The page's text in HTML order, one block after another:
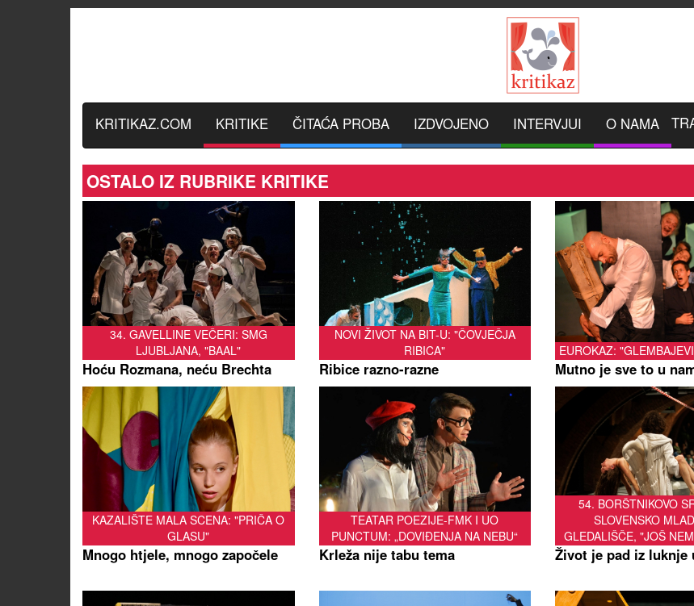
KRITIKAZ.COM KRITIKE ČITAĆA PROBA IZDVOJENO INTERVJUI O NAMA
OSTALO IZ RUBRIKE KRITIKE
34. GAVELLINE VEČERI: SMG
LJUBLJANA, "BAAL"
Hoću Rozmana, neću Brechta
NOVI ŽIVOT NA BIT-U: "ČOVJEČJA
RIBICA"
Ribice razno-razne
EUROKAZ:
Mutno je sve to u
KAZALIŠTE MALA SCENA: "PRIČA O
GLASU"
Mnogo htjele, mnogo započele
TEATAR POEZIJE-FMK I UO
PUNCTUM: „DOVIĐENJA NA NEBU“
Krleža nije tabu tema
54. BORŠTNIKOVO
SLOVENSKO
GLEDALIŠČE, "JOŠ
Život je pad iz luknje